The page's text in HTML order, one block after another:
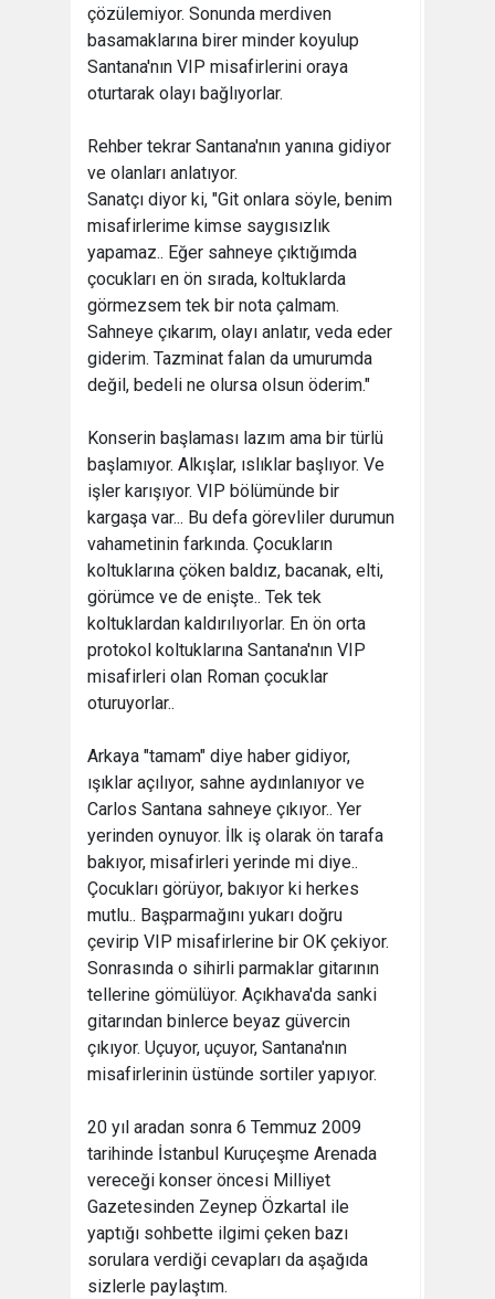
çözülemiyor. Sonunda merdiven
basamaklarına birer minder koyulup
Santana'nın VIP misafirlerini oraya
oturtarak olayı bağlıyorlar.
Rehber tekrar Santana'nın yanına gidiyor
ve olanları anlatıyor.
Sanatçı diyor ki, "Git onlara söyle, benim
misafirlerime kimse saygısızlık
yapamaz.. Eğer sahneye çıktığımda
çocukları en ön sırada, koltuklarda
görmezsem tek bir nota çalmam.
Sahneye çıkarım, olayı anlatır, veda eder
giderim. Tazminat falan da umurumda
değil, bedeli ne olursa olsun öderim."
Konserin başlaması lazım ama bir türlü
başlamıyor. Alkışlar, ıslıklar başlıyor. Ve
işler karışıyor. VIP bölümünde bir
kargaşa var... Bu defa görevliler durumun
vahametinin farkında. Çocukların
koltuklarına çöken baldız, bacanak, elti,
görümce ve de enişte.. Tek tek
koltuklardan kaldırılıyorlar. En ön orta
protokol koltuklarına Santana'nın VIP
misafirleri olan Roman çocuklar
oturuyorlar..
Arkaya "tamam" diye haber gidiyor,
ışıklar açılıyor, sahne aydınlanıyor ve
Carlos Santana sahneye çıkıyor.. Yer
yerinden oynuyor. İlk iş olarak ön tarafa
bakıyor, misafirleri yerinde mi diye..
Çocukları görüyor, bakıyor ki herkes
mutlu.. Başparmağını yukarı doğru
çevirip VIP misafirlerine bir OK çekiyor.
Sonrasında o sihirli parmaklar gitarının
tellerine gömülüyor. Açıkhava'da sanki
gitarından binlerce beyaz güvercin
çıkıyor. Uçuyor, uçuyor, Santana'nın
misafirlerinin üstünde sortiler yapıyor.
20 yıl aradan sonra 6 Temmuz 2009
tarihinde İstanbul Kuruçeşme Arenada
vereceği konser öncesi Milliyet
Gazetesinden Zeynep Özkartal ile
yaptığı sohbette ilgimi çeken bazı
sorulara verdiği cevapları da aşağıda
sizlerle paylaştım.